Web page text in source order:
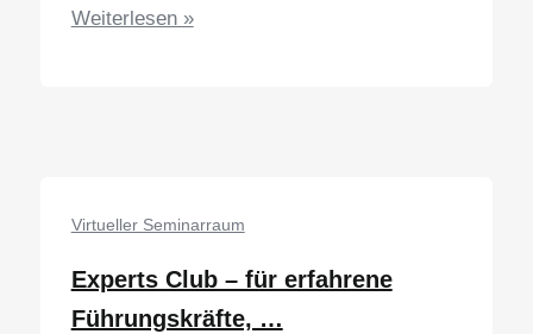
Beginners
Tage
…
Weiterlesen »
Virtueller Seminarraum
Experts Club – für erfahrene
Führungskräfte, …